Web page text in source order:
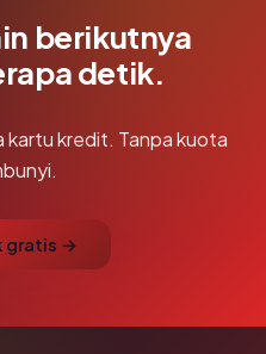
berikutnya
detik.
kredit. Tanpa kuota
gratis →